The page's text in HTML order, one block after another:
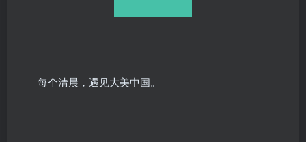
每个清晨，遇见大美中国。